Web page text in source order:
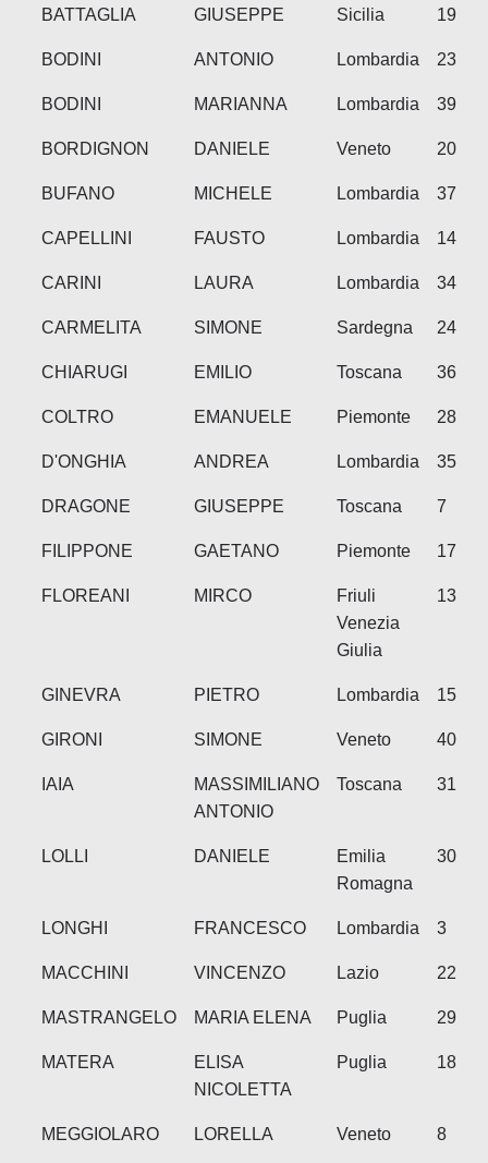
BATTAGLIA GIUSEPPE Sicilia 19
BODINI ANTONIO Lombardia 23
BODINI MARIANNA Lombardia 39
BORDIGNON DANIELE Veneto 20
BUFANO MICHELE Lombardia 37
CAPELLINI FAUSTO Lombardia 14
CARINI LAURA Lombardia 34
CARMELITA SIMONE Sardegna 24
CHIARUGI EMILIO Toscana 36
COLTRO EMANUELE Piemonte 28
D'ONGHIA ANDREA Lombardia 35
DRAGONE GIUSEPPE Toscana 7
FILIPPONE GAETANO Piemonte 17
FLOREANI MIRCO
Friuli
Venezia
Giulia
13
GINEVRA PIETRO Lombardia 15
GIRONI SIMONE Veneto 40
IAIA
MASSIMILIANO
ANTONIO
Toscana 31
LOLLI DANIELE
Emilia
Romagna
30
LONGHI FRANCESCO Lombardia 3
MACCHINI VINCENZO Lazio 22
MASTRANGELO MARIA ELENA Puglia 29
MATERA
ELISA
NICOLETTA
Puglia 18
MEGGIOLARO LORELLA Veneto 8